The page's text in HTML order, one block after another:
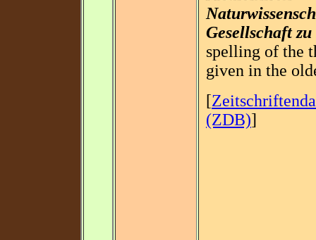
Gesellschaft zu
spelling of the
given in the
[
(ZDB)]